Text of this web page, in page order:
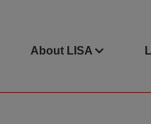
About LISA